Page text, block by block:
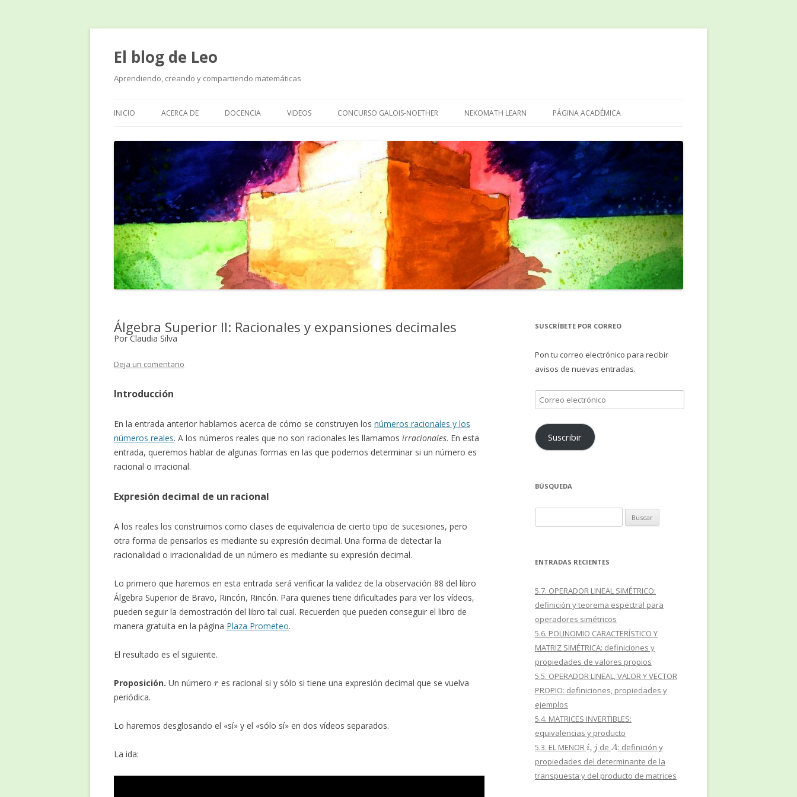
El blog de Leo
Aprendiendo, creando y compartiendo matemáticas
al
INICIO ACERCA DE DOCENCIA VIDEOS CONCURSO GALOIS-NOETHER NEKOMATH LEARN PÁGINA ACADÉMICA
Álgebra Superior II: Racionales y expansiones decimales
Por Claudia Silva
Deja un comentario
Introducción
En la entrada anterior hablamos acerca de cómo se construyen los números racionales y los
números reales. A los números reales que no son racionales les llamamos irracionales. En esta
entrada, queremos hablar de algunas formas en las que podemos determinar si un número es
racional o irracional.
Expresión decimal de un racional
A los reales los construimos como clases de equivalencia de cierto tipo de sucesiones, pero
otra forma de pensarlos es mediante su expresión decimal. Una forma de detectar la
racionalidad o irracionalidad de un número es mediante su expresión decimal.
Lo primero que haremos en esta entrada será verificar la validez de la observación 88 del libro
Álgebra Superior de Bravo, Rincón, Rincón. Para quienes tiene dificultades para ver los vídeos,
pueden seguir la demostración del libro tal cual. Recuerden que pueden conseguir el libro de
manera gratuita en la página Plaza Prometeo.
El resultado es el siguiente.
Proposición. Un número
es racional si y sólo si tiene una expresión decimal que se vuelva
periódica.
Lo haremos desglosando el «sí» y el «sólo sí» en dos vídeos separados.
La ida:
SUSCRÍBETE POR CORREO
Pon tu correo electrónico para recibir
avisos de nuevas entradas.
Correo
electrónico
Suscribir
BÚSQUEDA
ENTRADAS RECIENTES
5.7. OPERADOR LINEAL SIMÉTRICO:
definición y teorema espectral para
operadores simétricos
5.6. POLINOMIO CARACTERÍSTICO Y
MATRIZ SIMÉTRICA: definiciones y
propiedades de valores propios
5.5. OPERADOR LINEAL, VALOR Y VECTOR
PROPIO: definiciones, propiedades y
ejemplos
5.4. MATRICES INVERTIBLES:
equivalencias y producto
5.3. EL MENOR i,j de A: definición y
propiedades del determinante de la
transpuesta y del producto de matrices